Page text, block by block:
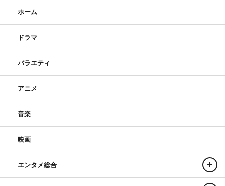
ホーム
ドラマ
バラエティ
アニメ
音楽
映画
エンタメ総合